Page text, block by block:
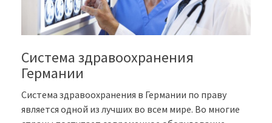
Система здравоохранения
Германии
Система здравоохранения в Германии по праву
является одной из лучших во всем мире. Во многие